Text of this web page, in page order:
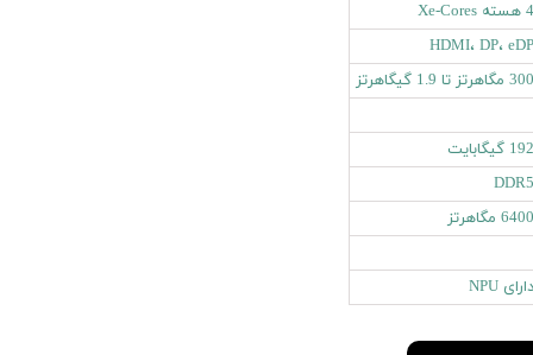
4 هسته Xe-Cores
HDMI، DP، eDP
300 مگاهرتز تا 1.9 گیگاهرتز
192 گیگابایت
DDR5
6400 مگاهرتز
دارای NPU